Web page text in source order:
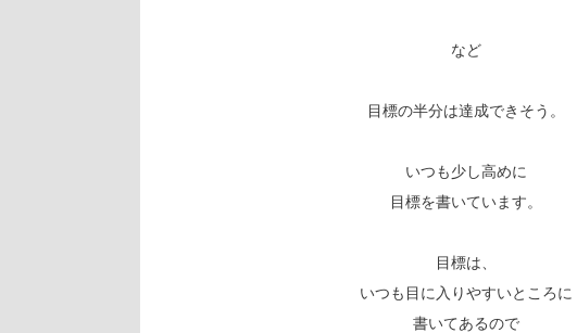
など
目標の半分は達成できそう。
いつも少し高めに
目標を書いています。
目標は、
いつも目に入りやすいところに
書いてあるので